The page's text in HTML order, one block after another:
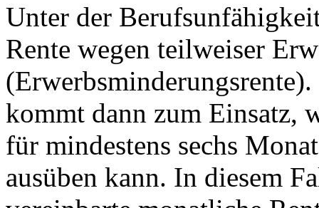
Unter der
Rente wegen teilweiser
kommt dann zum Einsatz,
für mindestens sechs
ausüben kann. In diesem